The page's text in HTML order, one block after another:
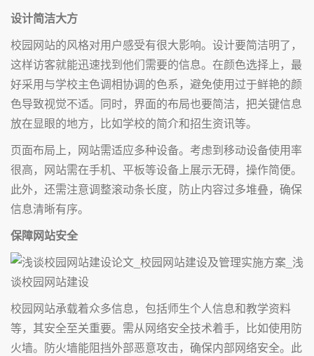
设计简洁大方
校园网站的风格对用户感受有很大影响。设计要简洁明了，
这样访客就能迅速找到他们需要的信息。在颜色选择上，最
好采用与学校主色调相协调的色系，避免使用过于鲜艳的颜
色导致视觉不适。同时，界面的布局也要简洁，把关键信息
放在显眼的地方，比如学校的简介和招生资讯等。
页面布局上，网站需适应多种设备。考虑到移动设备使用率
很高，网站需在手机、平板等设备上展示无碍，操作简便。
此外，还需注意调整滚动条长度，防止内容过多堆叠，确保
信息清晰有序。
保障网站安全
校园网站承载着众多信息，包括师生个人信息和教学资料
等，其安全至关重要。需从网络安全技术着手，比如使用防
火墙。防火墙能阻挡外部恶意攻击，确保内部网络安全。此